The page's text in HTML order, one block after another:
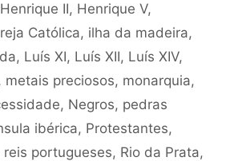
Henrique II, Henrique V,
Católica, ilha da madeira,
, Luís XI, Luís XII, Luís XIV,
metais preciosos, monarquia,
, Negros, pedras
ibérica, Protestantes,
reis portugueses, Rio da Prata,